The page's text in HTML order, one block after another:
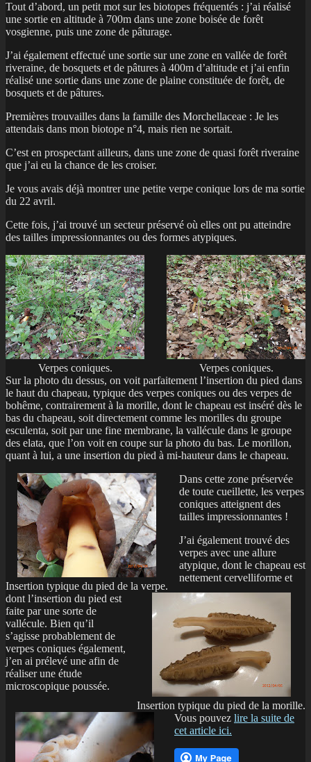
Tout d’abord, un petit mot sur les biotopes fréquentés : j’ai réalisé
une sortie en altitude à 700m dans une zone boisée de forêt
vosgienne, puis une zone de pâturage.
J’ai également effectué une sortie sur une zone en vallée de forêt
riveraine, de bosquets et de pâtures à 400m d’altitude et j’ai enfin
réalisé une sortie dans une zone de plaine constituée de forêt, de
bosquets et de pâtures.
Premières trouvailles dans la famille des Morchellaceae : Je les
attendais dans mon biotope n°4, mais rien ne sortait.
C’est en prospectant ailleurs, dans une zone de quasi forêt riveraine
que j’ai eu la chance de les croiser.
Je vous avais déjà montrer une petite verpe conique lors de ma sortie
du 22 avril.
Cette fois, j’ai trouvé un secteur préservé où elles ont pu atteindre
des tailles impressionnantes ou des formes atypiques.
Verpes coniques.
Verpes coniques.
Sur la photo du dessus, on voit parfaitement l’insertion du pied dans
le haut du chapeau, typique des verpes coniques ou des verpes de
bohême, contrairement à la morille, dont le chapeau est inséré dès le
bas du chapeau, soit directement comme les morilles du groupe
esculenta, soit par une fine membrane, la vallécule dans le groupe
des elata, que l’on voit en coupe sur la photo du bas. Le morillon,
quant à lui, a une insertion du pied à mi-hauteur dans le chapeau.
Insertion typique du pied de la verpe.
Insertion typique du pied de la morille.
Dans cette zone préservée
de toute cueillette, les verpes
coniques atteignent des
tailles impressionnantes !
J’ai également trouvé des
verpes avec une allure
atypique, dont le chapeau est
nettement cervelliforme et
dont l’insertion du pied est
faite par une sorte de
vallécule. Bien qu’il
s’agisse probablement de
verpes coniques également,
j’en ai prélevé une afin de
réaliser une étude
microscopique poussée.
Vous pouvez lire la suite de
cet article ici.